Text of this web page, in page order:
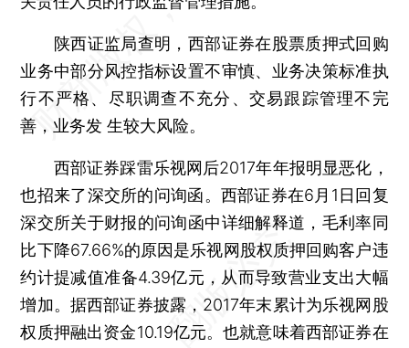
陕西证监局查明，西部证券在股票质押式回购
业务中部分风控指标设置不审慎、业务决策标准执
行不严格、尽职调查不充分、交易跟踪管理不完
善，业务发 生较大风险。
西部证券踩雷乐视网后2017年年报明显恶化，
也招来了深交所的问询函。西部证券在6月1日回复
深交所关于财报的问询函中详细解释道，毛利率同
比下降67.66%的原因是乐视网股权质押回购客户违
约计提减值准备4.39亿元，从而导致营业支出大幅
增加。据西部证券披露，2017年末累计为乐视网股
权质押融出资金10.19亿元。也就意味着西部证券在